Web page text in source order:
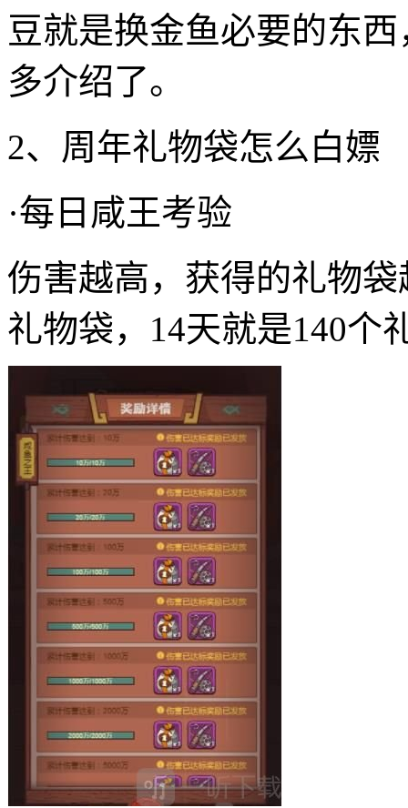
豆就是换金鱼必要的东
多介绍了。
2、周年礼物袋怎么白嫖
·每日咸王考验
伤害越高，获得的礼物
礼物袋，14天就是140个